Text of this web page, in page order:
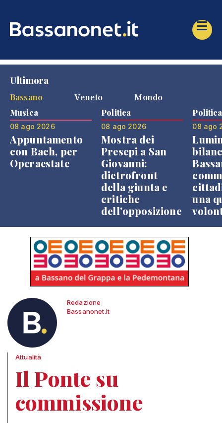
Ultimora
Bassano
Veneto Mondo
Musica
08 ago 2026
Appuntamento
con Bach, per
Operaestate
Politica
08 ago 2026
Mostra dei
Presepi a San
Giovanni:
dietrofront
della giunta e
critiche
dell'opposizione
Politica
08 ago
una
Redazione
Bassanonet.it
Attualità
Il Ponte su
commissione